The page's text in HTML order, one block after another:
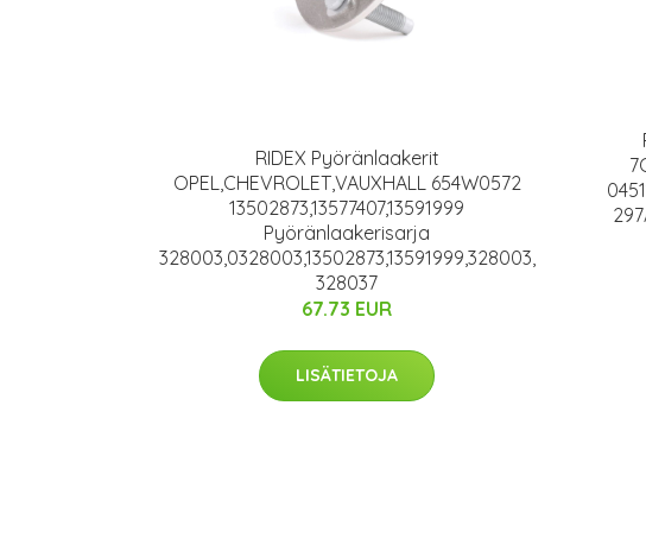
RIDEX Pyöränlaakerit
OPEL,CHEVROLET,VAUXHALL 654W0572
13502873,13577407,13591999
Pyöränlaakerisarja
328003,0328003,13502873,13591999,328003,
328037
67.73 EUR
LISÄTIETOJA